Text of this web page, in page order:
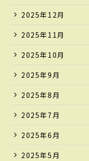
2025年12月
2025年11月
2025年10月
2025年9月
2025年8月
2025年7月
2025年6月
2025年5月